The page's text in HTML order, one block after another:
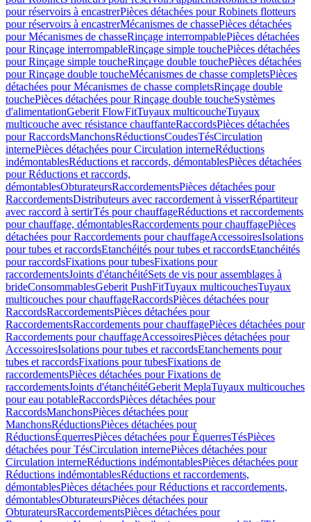
pour réservoirs à encastrerPièces détachées pour Robinets flotteurs
pour réservoirs à encastrerMécanismes de chassePièces détachées
pour Mécanismes de chasseRinçage interrompablePièces détachées
pour Rinçage interrompableRinçage simple touchePièces détachées
pour Rinçage simple toucheRinçage double touchePièces détachées
pour Rinçage double toucheMécanismes de chasse completsPièces
détachées pour Mécanismes de chasse completsRinçage double
touchePièces détachées pour Rinçage double toucheSystèmes
d'alimentationGeberit FlowFitTuyaux multicoucheTuyaux
multicouche avec résistance chauffanteRaccordsPièces détachées
pour RaccordsManchonsRéductionsCoudesTésCirculation
internePièces détachées pour Circulation interneRéductions
indémontablesRéductions et raccords, démontablesPièces détachées
pour Réductions et raccords,
démontablesObturateursRaccordementsPièces détachées pour
RaccordementsDistributeurs avec raccordement à visserRépartiteur
avec raccord à sertirTés pour chauffageRéductions et raccordements
pour chauffage, démontablesRaccordements pour chauffagePièces
détachées pour Raccordements pour chauffageAccessoiresIsolations
pour tubes et raccordsEtanchéités pour tubes et raccordsEtanchéités
pour raccordsFixations pour tubesFixations pour
raccordementsJoints d'étanchéitéSets de vis pour assemblages à
brideConsommablesGeberit PushFitTuyaux multicouchesTuyaux
multicouches pour chauffageRaccordsPièces détachées pour
RaccordsRaccordementsPièces détachées pour
RaccordementsRaccordements pour chauffagePièces détachées pour
Raccordements pour chauffageAccessoiresPièces détachées pour
AccessoiresIsolations pour tubes et raccordsEtanchements pour
tubes et raccordsFixations pour tubesFixations de
raccordementsPièces détachées pour Fixations de
raccordementsJoints d'étanchéitéGeberit MeplaTuyaux multicouches
pour eau potableRaccordsPièces détachées pour
RaccordsManchonsPièces détachées pour
ManchonsRéductionsPièces détachées pour
RéductionsÉquerresPièces détachées pour ÉquerresTésPièces
détachées pour TésCirculation internePièces détachées pour
Circulation interneRéductions indémontablesPièces détachées pour
Réductions indémontablesRéductions et raccordements,
démontablesPièces détachées pour Réductions et raccordements,
démontablesObturateursPièces détachées pour
ObturateursRaccordementsPièces détachées pour